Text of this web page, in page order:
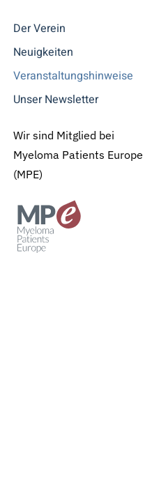
Der Verein
Neuigkeiten
Veranstaltungshinweise
Unser Newsletter
Wir sind Mitglied bei
Myeloma Patients Europe
(MPE)